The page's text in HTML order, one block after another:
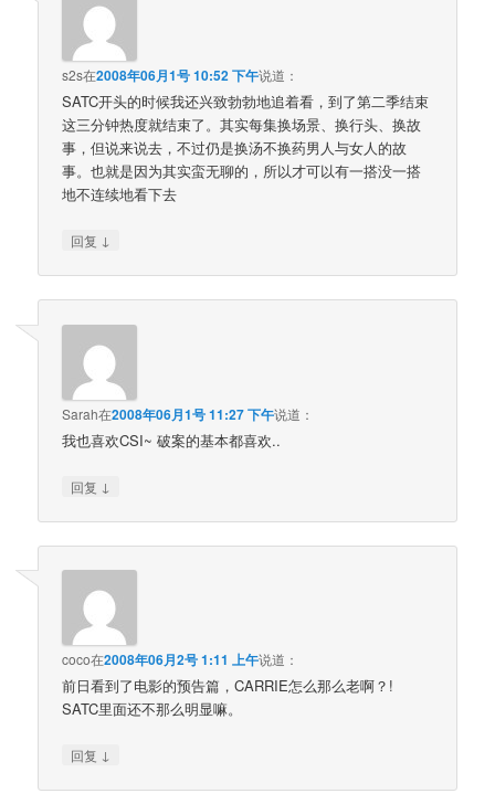
s2s在2008年06月1号 10:52 下午说道：
SATC开头的时候我还兴致勃勃地追着看，到了第二季结束
这三分钟热度就结束了。其实每集换场景、换行头、换故
事，但说来说去，不过仍是换汤不换药男人与女人的故
事。也就是因为其实蛮无聊的，所以才可以有一搭没一搭
地不连续地看下去
回复 ↓
Sarah在2008年06月1号 11:27 下午说道：
我也喜欢CSI~ 破案的基本都喜欢..
回复 ↓
coco在2008年06月2号 1:11 上午说道：
前日看到了电影的预告篇，CARRIE怎么那么老啊？!
SATC里面还不那么明显嘛。
回复 ↓